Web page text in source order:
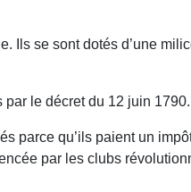
se sont dotés d’une
le décret du 12 juin 1790.
parce qu’ils paient un
par les clubs